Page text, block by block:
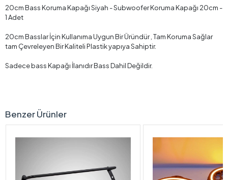
20cm Bass Koruma Kapağı Siyah - Subwoofer Koruma Kapağı 20cm -
1 Adet
20cm Basslar İçin Kullanıma Uygun Bir Üründür , Tam Koruma Sağlar
tam Çevreleyen Bir Kaliteli Plastik yapıya Sahiptir.
Sadece bass Kapağı İlanıdır Bass Dahil Değildir.
Benzer Ürünler